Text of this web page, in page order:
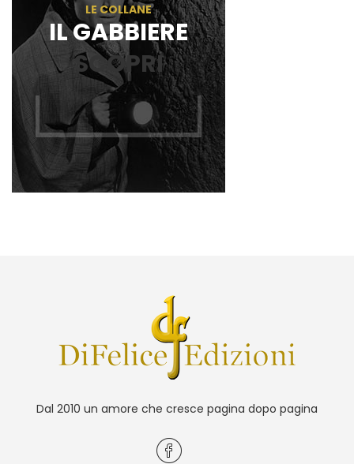
LE COLLANE
IL GABBIERE
SCOPRI
Dal 2010 un amore che cresce pagina dopo pagina